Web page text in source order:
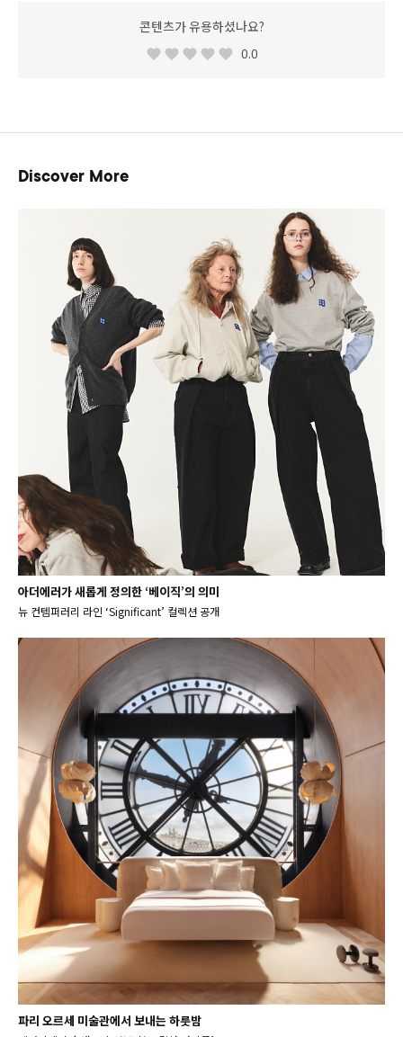
콘텐츠가 유용하셨나요?
0.0
Discover More
아더에러가 새롭게 정의한 ‘베이직’의 의미
뉴 컨템퍼러리 라인 ‘Significant’ 컬렉션 공개
파리 오르세 미술관에서 보내는 하룻밤